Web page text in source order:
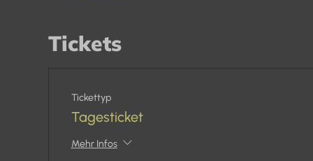
Tickets
Tickettyp
Tagesticket
Mehr Infos